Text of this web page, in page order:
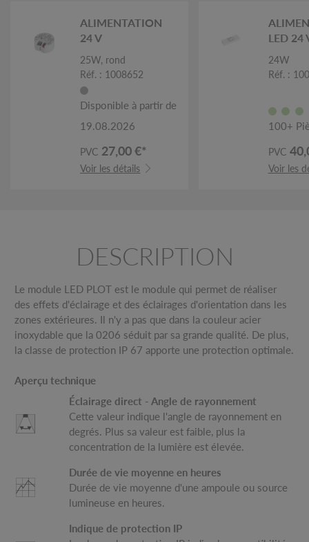
ALIMENTATION
24 V
25W, rond
Réf. : 1008652
Disponible à partir de
19.08.2026
PVC 27,00 €*
Voir les détails
LED 24
24W
Réf. :
100+
PVC
Voir les
DESCRIPTION
Le module LED PLOT est le module qui permet de réaliser
des effets d'éclairage et des éclairages d'orientation dans les
zones extérieures. Il n'y a pas que dans la couleur acier
inoxydable que la 0206 séduit par sa grande qualité. De plus,
la classe de protection IP 67 apporte une protection optimale.
Aperçu technique
Éclairage direct - Angle de rayonnement
Cette valeur indique l'angle de rayonnement en
degrés. Plus sa valeur est faible, plus la
concentration de la lumière est élevée.
Durée de vie moyenne en heures
Durée de vie moyenne d'une ampoule ou source
lumineuse en heures.
Indique de protection IP